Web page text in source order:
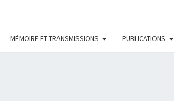
MÉMOIRE ET TRANSMISSIONS PUBLICATIONS